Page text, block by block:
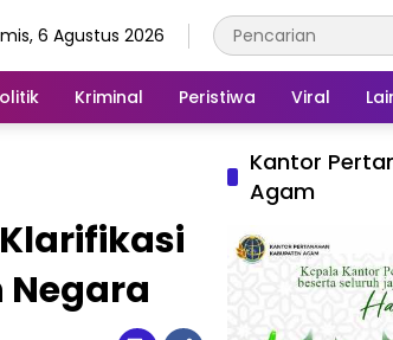
6 Agustus 2026
Kriminal Peristiwa Viral
Negara
Kantor
Agam